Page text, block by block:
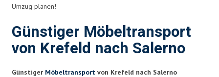
Umzug planen!
Günstiger Möbeltransport
von Krefeld nach Salerno
Günstiger Möbeltransport von Krefeld nach Salerno